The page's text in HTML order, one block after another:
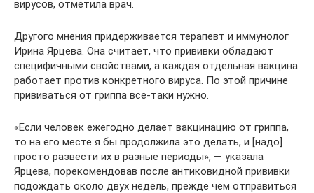
вирусов, отметила врач.
Другого мнения придерживается терапевт и иммунолог
Ирина Ярцева. Она считает, что прививки обладают
специфичными свойствами, а каждая отдельная вакцина
работает против конкретного вируса. По этой причине
прививаться от гриппа все-таки нужно.
«Если человек ежегодно делает вакцинацию от гриппа,
то на его месте я бы продолжила это делать, и [надо]
просто развести их в разные периоды», — указала
Ярцева, порекомендовав после антиковидной прививки
подождать около двух недель, прежде чем отправиться